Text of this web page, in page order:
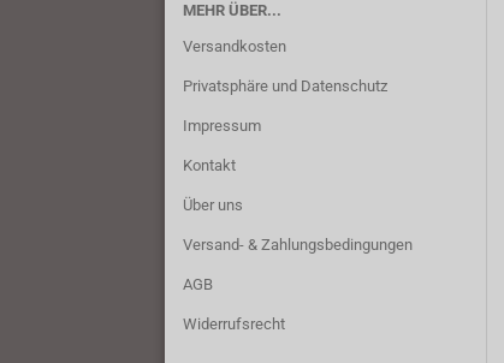
MEHR ÜBER...
Versandkosten
Privatsphäre und Datenschutz
Impressum
Kontakt
Über uns
Versand- & Zahlungsbedingungen
AGB
Widerrufsrecht